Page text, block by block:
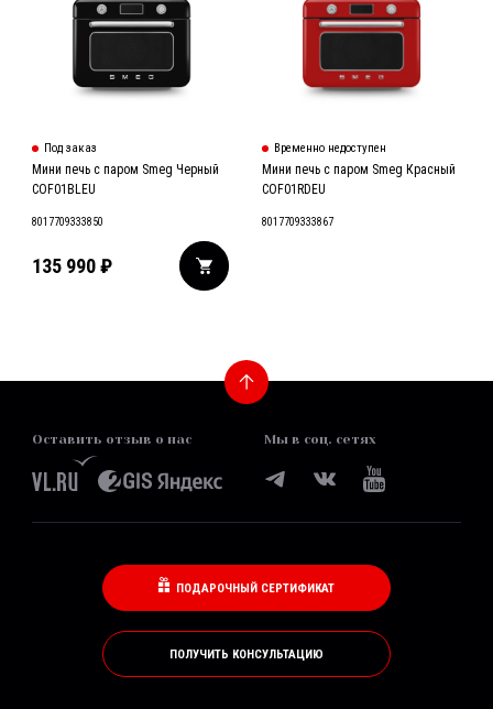
Под заказ
Мини печь с паром Smeg Черный
COF01BLEU
8017709333850
135 990₽
Временно недоступен
Мини печь с паром Smeg Красный
COF01RDEU
8017709333867
Оставить отзыв о нас Мы в соц. сетях
ПОДАРОЧНЫЙ СЕРТИФИКАТ
ПОЛУЧИТЬ КОНСУЛЬТАЦИЮ